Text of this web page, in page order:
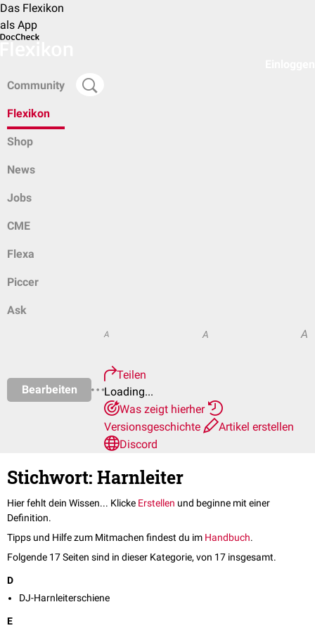
Das Flexikon
als App
Community
Flexikon
Shop
News
Jobs
CME
Flexa
Piccer
Ask
Bearbeiten
A A A
Teilen
Loading...
Was zeigt hierher
Versionsgeschichte
Artikel erstellen
Discord
Stichwort: Harnleiter
Hier fehlt dein Wissen... Klicke Erstellen und beginne mit einer
Definition.
Tipps und Hilfe zum Mitmachen findest du im Handbuch.
Folgende 17 Seiten sind in dieser Kategorie, von 17 insgesamt.
D
DJ-Harnleiterschiene
E